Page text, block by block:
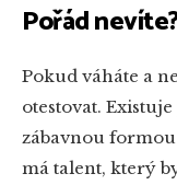
Pořád
Pokud váháte a
otestovat.
zábavnou
má talent, který